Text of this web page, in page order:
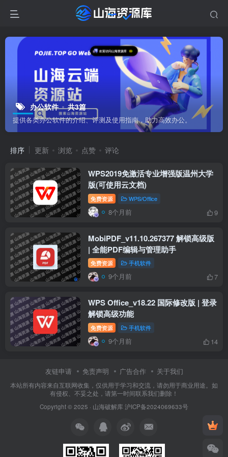
办公软件 共3篇
提供各类办公软件的介绍、评测及使用指南，助力高效办公。
排序 更新 浏览 点赞 评论
WPS2019免激活专业增强版温州大学
版(可使用云文档)
免费资源 WPS/Office
8个月前 9
MobiPDF_v11.10.267377 解锁高级版
| 全能PDF编辑与管理助手
免费资源 手机软件
9个月前 7
WPS Office_v18.22 国际修改版 | 登录
解锁高级功能
免费资源 手机软件
9个月前 14
友链申请 免责声明 广告合作 关于我们
本站所有内容来自互联网收集，仅供用于学习和交流，请勿用于商业用途。如
有侵权、不妥之处，请第一时间联系我们删除！
Copyright © 2025 · 山海破解库沪ICP备2024069633号